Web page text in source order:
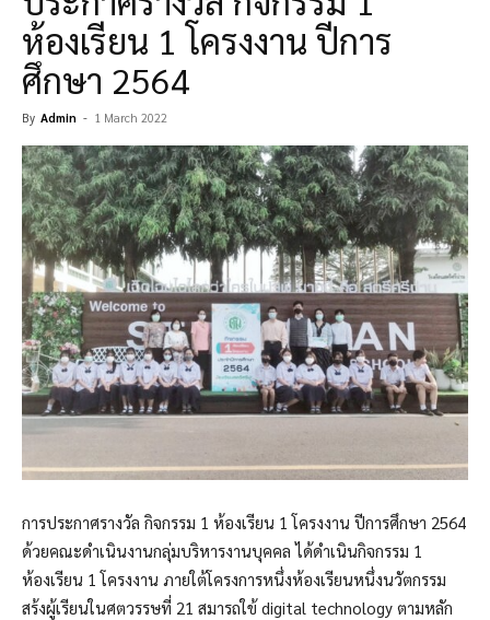
ห้องเรียน 1 โครงงาน ปีการ
ศึกษา 2564
By Admin - 1 March 2022
การประกาศรางวัล กิจกรรม 1 ห้องเรียน 1 โครงงาน ปีการศึกษา 2564
ด้วยคณะดำเนินงานกลุ่มบริหารงานบุคคล ได้ดำเนินกิจกรรม 1
ห้องเรียน 1 โครงงาน ภายใต้โครงการหนึ่งห้องเรียนหนึ่งนวัตกรรม
สร้งผู้เรียนในศตวรรษที่ 21 สมารถใข้ digital technology ตามหลัก